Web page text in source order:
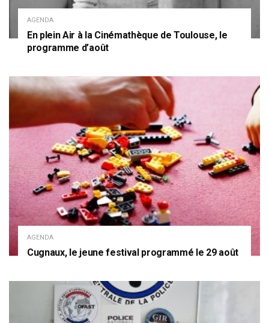
AGENDA
En plein Air à la Cinémathèque de Toulouse, le
programme d’août
AGENDA
Cugnaux, le jeune festival programmé le 29 août